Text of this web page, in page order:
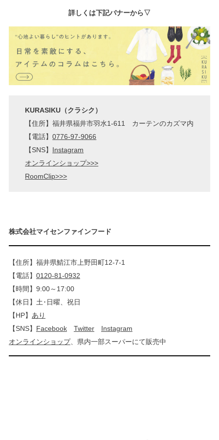
詳しくは下記バナーから▽
KURASIKU（クラシク）
【住所】福井県福井市羽水1-611 カーテンのカズマ内
【電話】0776-97-9066
【SNS】 Instagram
オンラインショップ>>>
RoomClip>>>
株式会社マイセンファインフード
【住所】福井県鯖江市上野田町12-7-1
【電話】 0120-81-0932
【時間】9:00～17:00
【休日】土･日曜、祝日
【HP】 あり
【SNS】 Facebook Twitter
Instagram
オンラインショップ、県内一部スーパーにて販売中